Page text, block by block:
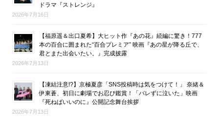
ドラマ『ストレンジ』
2026年7月16日
【福原遥＆出口夏希】大ヒット作『あの花』続編に驚き！777
本の百合に囲まれた“百合プレミア” 映画『あの星が降る丘で、
君とまた出会いたい。』完成披露
2026年7月13日
【凍結注意!?】京極夏彦「SNS投稿時は気をつけて！」 奈緒＆
伊東蒼、初日に劇場でお忍び鑑賞！「バレずに泣いた」映画
『死ねばいいのに』公開記念舞台挨拶
2026年7月13日